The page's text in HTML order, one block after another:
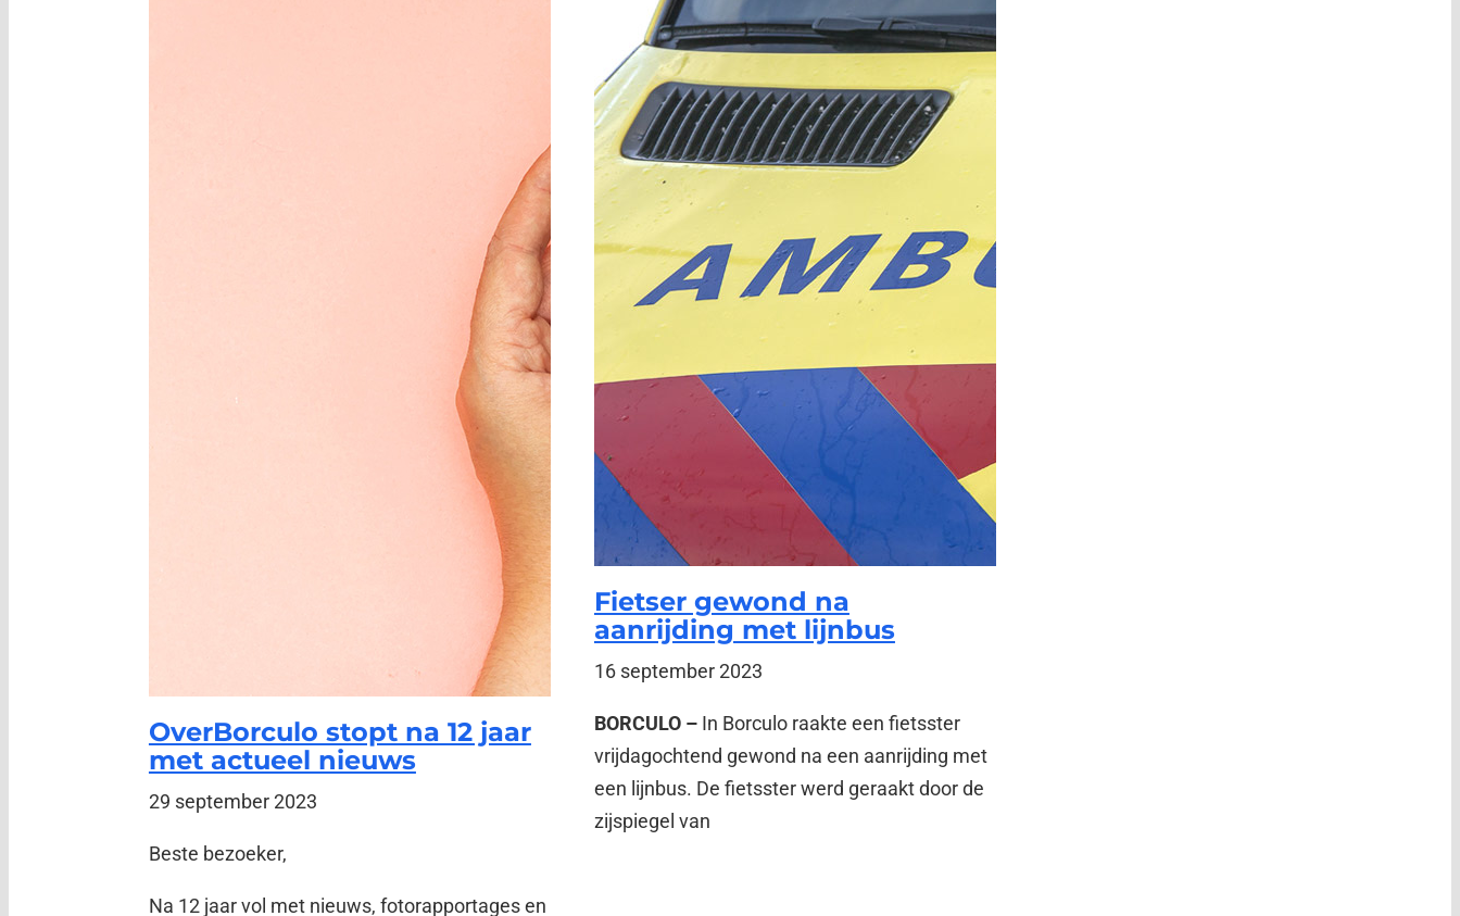
OverBorculo stopt na 12 jaar
met actueel nieuws
29 september 2023
Beste bezoeker,
Na 12 jaar vol met nieuws, fotorapportages en
Fietser gewond na
aanrijding met lijnbus
16 september 2023
BORCULO – In Borculo raakte een fietsster
vrijdagochtend gewond na een aanrijding met
een lijnbus. De fietsster werd geraakt door de
zijspiegel van